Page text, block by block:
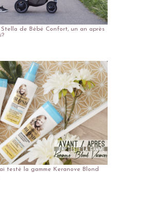
de Bébé Confort, un an après
testé la gamme Keranove Blond